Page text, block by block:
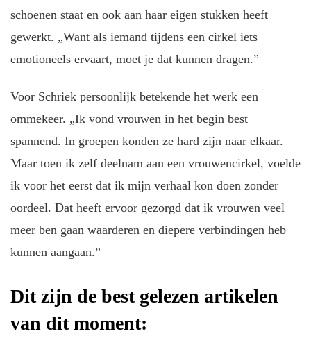
schoenen staat en ook aan haar eigen stukken heeft
gewerkt. „Want als iemand tijdens een cirkel iets
emotioneels ervaart, moet je dat kunnen dragen.”
Voor Schriek persoonlijk betekende het werk een
ommekeer. „Ik vond vrouwen in het begin best
spannend. In groepen konden ze hard zijn naar elkaar.
Maar toen ik zelf deelnam aan een vrouwencirkel, voelde
ik voor het eerst dat ik mijn verhaal kon doen zonder
oordeel. Dat heeft ervoor gezorgd dat ik vrouwen veel
meer ben gaan waarderen en diepere verbindingen heb
kunnen aangaan.”
Dit zijn de best gelezen artikelen
van dit moment: